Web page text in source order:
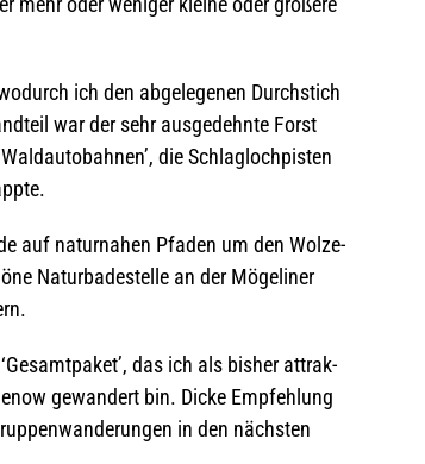
ich den abge­le­ge­nen Durch­stich
war der sehr aus­ge­dehnte Forst
die Schlag­loch­pis­ten
auf natur­na­hen Pfa­den um den Wol­ze­
Natur­ba­de­stelle an der Möge­li­ner
das ich als bis­her attrak­
gewan­dert bin. Dicke Emp­feh­lung
in den nächs­ten